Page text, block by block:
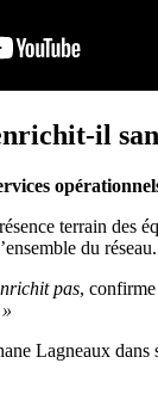
il
terrain des
du réseau.
pas,
Lagneaux dans